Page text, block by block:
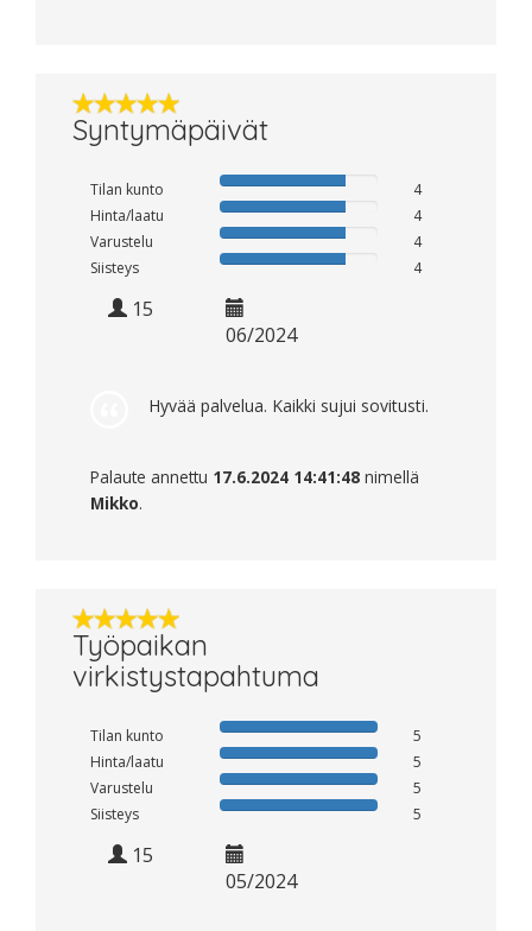
Syntymäpäivät
Tilan kunto
4
Hinta/laatu
4
Varustelu
4
Siisteys
4
15
06/2024
Hyvää palvelua. Kaikki sujui sovitusti.
Palaute annettu 17.6.2024 14:41:48 nimellä
Mikko.
Työpaikan
virkistystapahtuma
Tilan kunto
5
Hinta/laatu
5
Varustelu
5
Siisteys
5
15
05/2024